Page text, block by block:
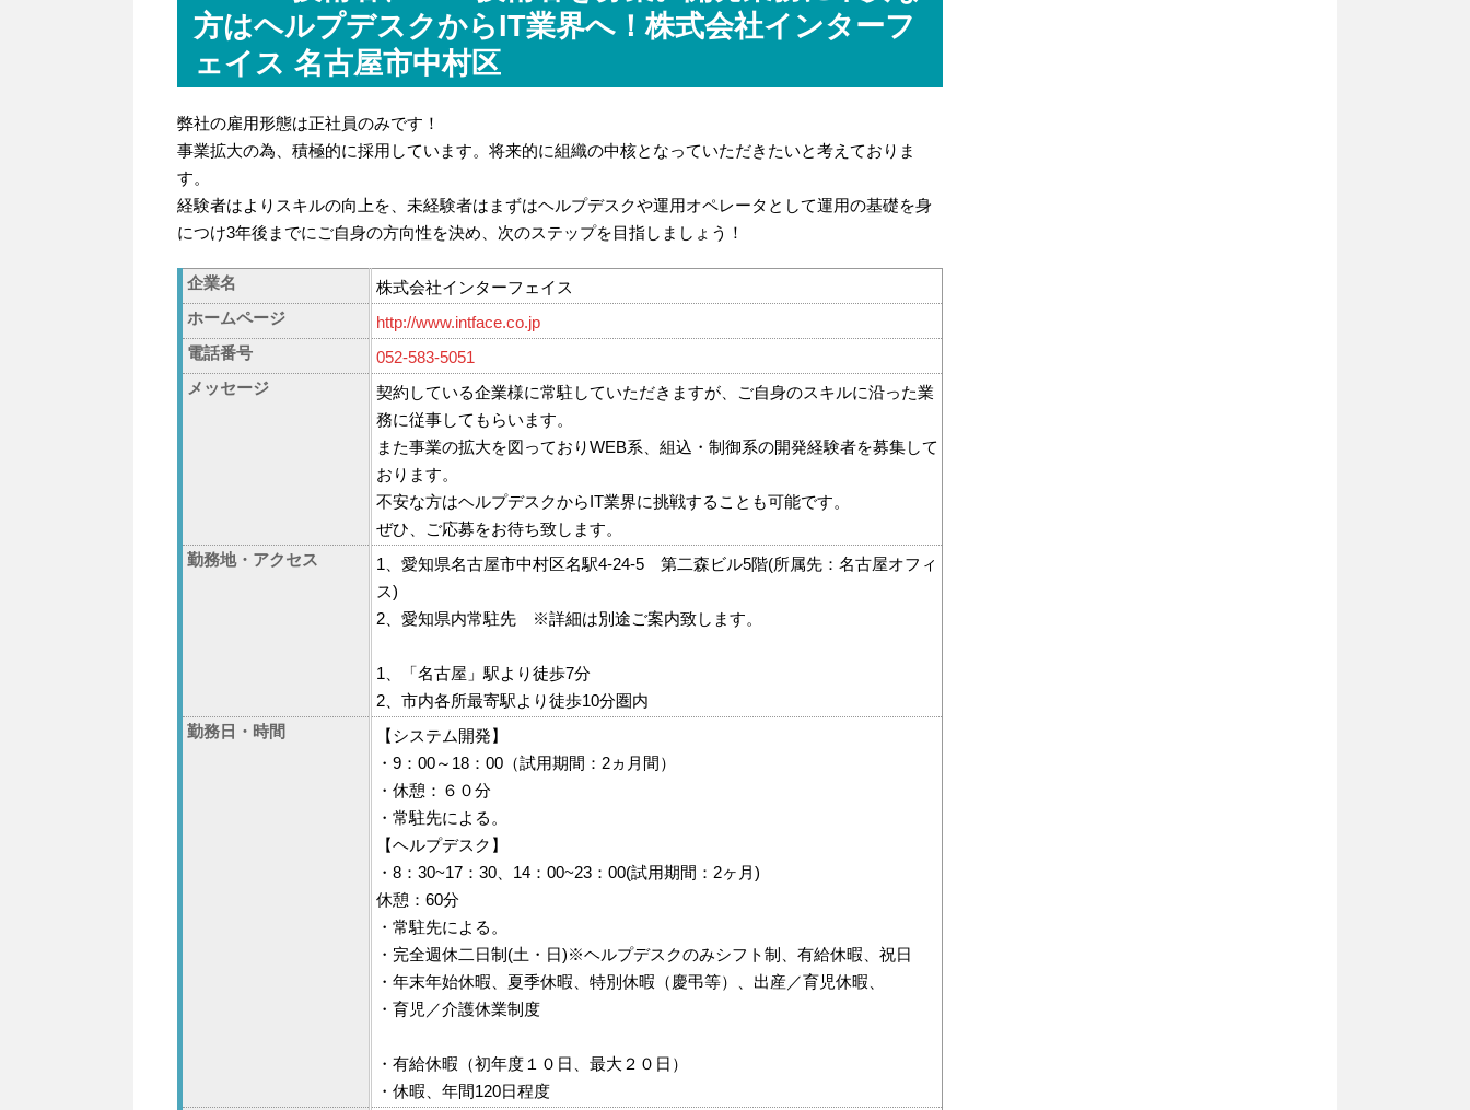
方はヘルプデスクからIT業界へ！株式会社インターフ
ェイス 名古屋市中村区
弊社の雇用形態は正社員のみです！
事業拡大の為、積極的に採用しています。将来的に組織の中核となっていただきたいと考えておりま
す。
経験者はよりスキルの向上を、未経験者はまずはヘルプデスクや運用オペレータとして運用の基礎を身
につけ3年後までにご自身の方向性を決め、次のステップを目指しましょう！
企業名
株式会社インターフェイス
ホームページ
http://www.intface.co.jp
電話番号
052-583-5051
メッセージ
契約している企業様に常駐していただきますが、ご自身のスキルに沿った業
務に従事してもらいます。
また事業の拡大を図っておりWEB系、組込・制御系の開発経験者を募集して
おります。
不安な方はヘルプデスクからIT業界に挑戦することも可能です。
ぜひ、ご応募をお待ち致します。
勤務地・アクセス
1、愛知県名古屋市中村区名駅4-24-5 第二森ビル5階(所属先：名古屋オフィ
ス)
2、愛知県内常駐先 ※詳細は別途ご案内致します。
1、「名古屋」駅より徒歩7分
2、市内各所最寄駅より徒歩10分圏内
勤務日・時間
【システム開発】
・9：00～18：00（試用期間：2ヵ月間）
・休憩：６０分
・常駐先による。
【ヘルプデスク】
・8：30~17：30、14：00~23：00(試用期間：2ヶ月)
休憩：60分
・常駐先による。
・完全週休二日制(土・日)※ヘルプデスクのみシフト制、有給休暇、祝日
・年末年始休暇、夏季休暇、特別休暇（慶弔等）、出産／育児休暇、
・育児／介護休業制度
・有給休暇（初年度１０日、最大２０日）
・休暇、年間120日程度